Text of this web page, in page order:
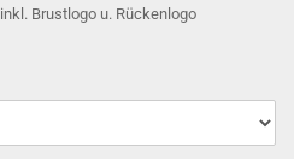
inkl. Brustlogo u. Rückenlogo